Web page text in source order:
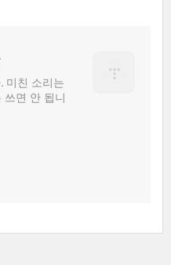
미친 소리는
쓰면 안 됩니